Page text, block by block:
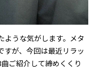
ような気がします。メタ
すが、今回は最近リラッ
ご紹介して締めくくり